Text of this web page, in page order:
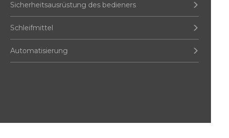
Sicherheitsausrüstung des bedieners
Schleifmittel
Automatisierung